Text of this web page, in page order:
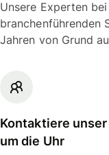
Unsere Experten
branchenführenden
Jahren von Grund
Kontaktiere
um die Uhr